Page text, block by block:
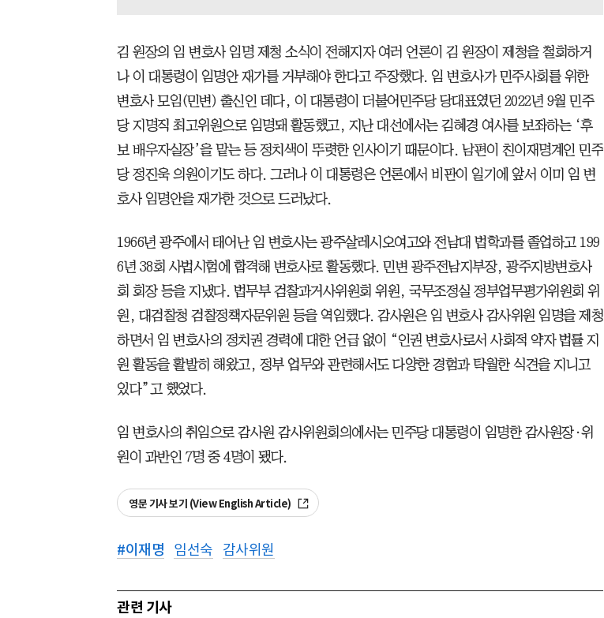
김 원장의 임 변호사 임명 제청 소식이 전해지자 여러 언론이 김 원장이 제청을 철회하거
나 이 대통령이 임명안 재가를 거부해야 한다고 주장했다. 임 변호사가 민주사회를 위한
변호사 모임(민변) 출신인 데다, 이 대통령이 더불어민주당 당대표였던 2022년 9월 민주
당 지명직 최고위원으로 임명돼 활동했고, 지난 대선에서는 김혜경 여사를 보좌하는 ‘후
보 배우자실장’을 맡는 등 정치색이 뚜렷한 인사이기 때문이다. 남편이 친이재명계인 민주
당 정진욱 의원이기도 하다. 그러나 이 대통령은 언론에서 비판이 일기에 앞서 이미 임 변
호사 임명안을 재가한 것으로 드러났다.
1966년 광주에서 태어난 임 변호사는 광주살레시오여고와 전남대 법학과를 졸업하고 199
6년 38회 사법시험에 합격해 변호사로 활동했다. 민변 광주전남지부장, 광주지방변호사
회 회장 등을 지냈다. 법무부 검찰과거사위원회 위원, 국무조정실 정부업무평가위원회 위
원, 대검찰청 검찰정책자문위원 등을 역임했다. 감사원은 임 변호사 감사위원 임명을 제청
하면서 임 변호사의 정치권 경력에 대한 언급 없이 “인권 변호사로서 사회적 약자 법률 지
원 활동을 활발히 해왔고, 정부 업무와 관련해서도 다양한 경험과 탁월한 식견을 지니고
있다”고 했었다.
임 변호사의 취임으로 감사원 감사위원회의에서는 민주당 대통령이 임명한 감사원장·위
원이 과반인 7명 중 4명이 됐다.
영문 기사 보기 (View English Article)
#이재명 임선숙 감사위원
관련 기사